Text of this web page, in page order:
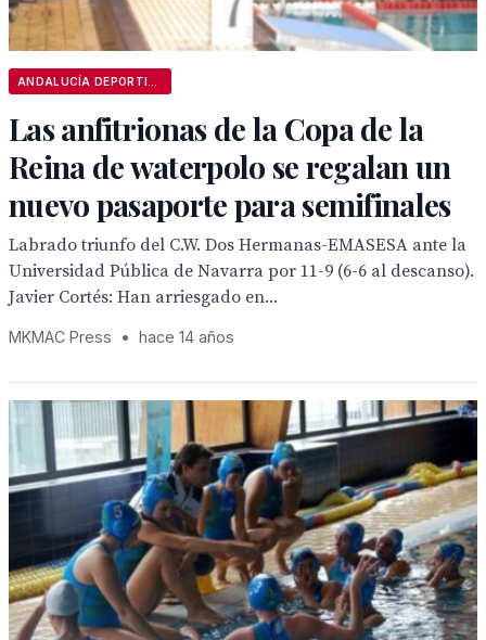
Las anfitrionas de la Copa de la
Reina de waterpolo se regalan un
nuevo pasaporte para semifinales
Labrado triunfo del C.W. Dos Hermanas-EMASESA ante la
Universidad Pública de Navarra por 11-9 (6-6 al descanso).
Javier Cortés: Han arriesgado en...
MKMAC Press • hace 14 años